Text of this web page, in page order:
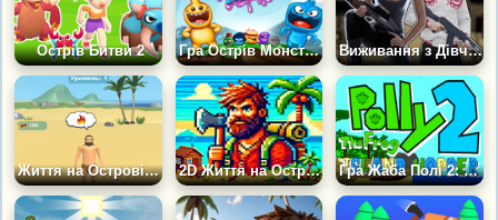
Острів Битви 2 Гра Острів Монстрів: Кидай Міни Виживання з Дівчиною на Острові
Життя на Острові за Рівнями 2D Життя на Острові Гра Жаба Полі 2: Стрибки по Островах